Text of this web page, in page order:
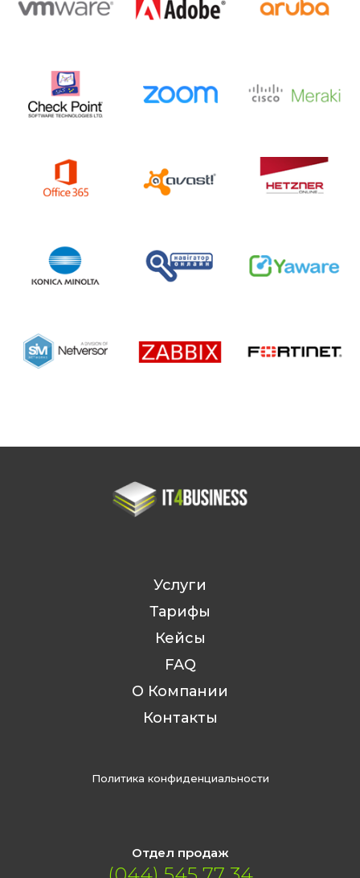
Услуги
Тарифы
Кейсы
FAQ
О Компании
Контакты
Политика конфиденциальности
Отдел продаж